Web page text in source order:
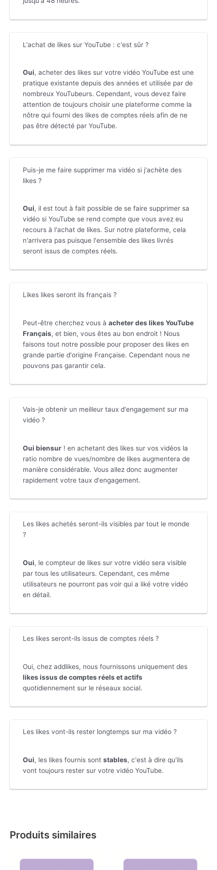
L'achat de likes sur YouTube : c'est sûr ?
Oui, acheter des likes sur votre vidéo YouTube est une
pratique existante depuis des années et utilisée par de
nombreux YouTubeurs. Cependant, vous devez faire
attention de toujours choisir une plateforme comme la
nôtre qui fourni des likes de comptes réels afin de ne
pas être détecté par YouTube.
Puis-je me faire supprimer ma vidéo si j'achète des
likes ?
Oui, il est tout à fait possible de se faire supprimer sa
vidéo si YouTube se rend compte que vous avez eu
recours à l'achat de likes. Sur notre plateforme, cela
n'arrivera pas puisque l'ensemble des likes livrés
seront issus de comptes réels.
Likes likes seront ils français ?
Peut-être cherchez vous àacheter des likes YouTube
Français, et bien, vous êtes au bon endroit ! Nous
faisons tout notre possible pour proposer des likes en
grande partie d'origine Française. Cependant nous ne
pouvons pas garantir cela.
Vais-je obtenir un meilleur taux d'engagement sur ma
vidéo ?
Oui biensur ! en achetant des likes sur vos vidéos la
ratio nombre de vues/nombre de likes augmentera de
manière considérable. Vous allez donc augmenter
rapidement votre taux d'engagement.
Les likes achetés seront-ils visibles par tout le monde
?
Oui, le compteur de likes sur votre vidéo sera visible
par tous les utilisateurs. Cependant, ces même
utilisateurs ne pourront pas voir qui a liké votre vidéo
en détail.
Les likes seront-ils issus de comptes réels ?
Oui, chez addlikes, nous fournissons uniquement des
likes issus de comptes réels et actifs
quotidiennement sur le réseaux social.
Les likes vont-ils rester longtemps sur ma vidéo ?
Oui, les likes fournis sontstables, c'est à dire qu'ils
vont toujours rester sur votre vidéo YouTube.
Produits similaires
de
de